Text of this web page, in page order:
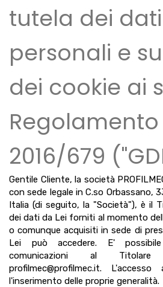
tutela dei dati
personali e
dei cookie ai
Regolamento
2016/679
Gentile Cliente, la società
con sede legale in C.so Orbassano,
Italia (di seguito, la "Società"), è il
dei dati da Lei forniti al momento
o comunque acquisiti in sede di
Lei può accedere. E'
comunicazioni al Titolare
profilmec@profilmec.it.
l'inserimento delle proprie generalità.